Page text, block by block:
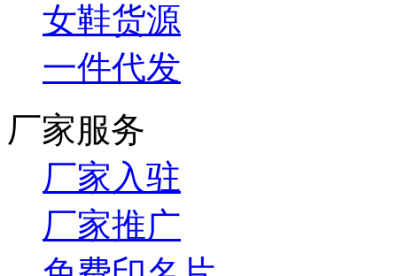
女鞋货源
一件代发
厂家服务
厂家入驻
厂家推广